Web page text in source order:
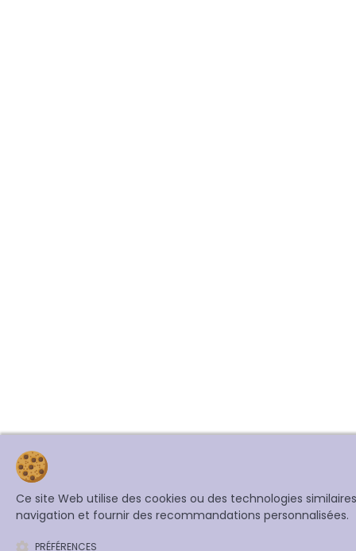
Ce site Web utilise des cookies ou des technologies
navigation et fournir des recommandations personnalisées.
PRÉFÉRENCES